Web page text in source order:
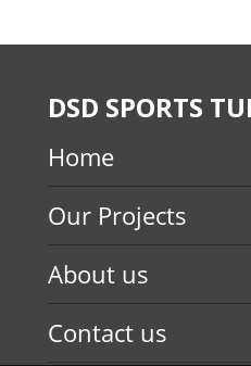
DSD SPORTS
Home
Our Projects
About us
Contact us